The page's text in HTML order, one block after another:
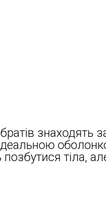
знаходять
позбутися тіла,